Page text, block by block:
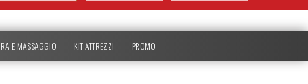
E MASSAGGIO KIT ATTREZZI PROMO